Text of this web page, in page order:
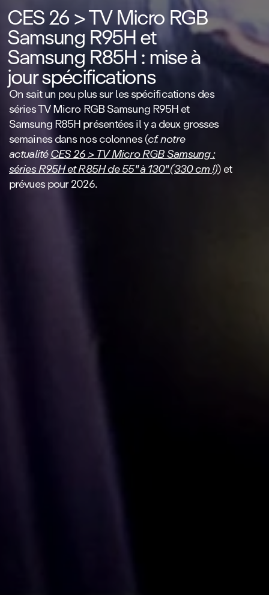
CES 26 > TV Micro RGB
Samsung R95H et
Samsung R85H : mise à
jour spécifications
On sait un peu plus sur les spécifications des
séries TV Micro RGB Samsung R95H et
Samsung R85H présentées il y a deux grosses
semaines dans nos colonnes (cf. notre
actualitéCES 26 > TV Micro RGB Samsung :
séries R95H et R85H de 55" à 130" (330 cm !)) et
prévues pour 2026.